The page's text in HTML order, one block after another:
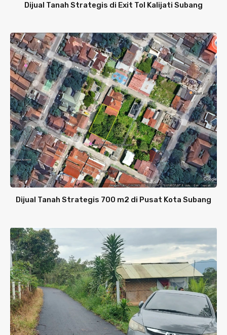
Dijual Tanah Strategis di Exit Tol Kalijati Subang
Dijual Tanah Strategis 700 m2 di Pusat Kota Subang